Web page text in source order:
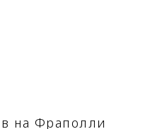
на Фраполли